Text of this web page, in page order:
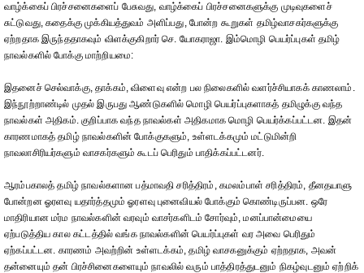
வாழ்க்கைப் பிரச்சனைகளைப் பேசுவது, வாழ்க்கைப் பிரச்சனைகளுக்கு முடிவுகளைச்
சுட்டுவது, கதைக்கு முக்கியத்துவம் அளிப்பது, போன்ற கூறுகள் தமிழ்வாசகர்களுக்கு
ஏற்றதாக இருந்ததாகவும் விளக்குகிறார் செ. யோகராஜா. இம்மொழி பெயர்ப்புகள் தமிழ்
நாவல்களில் போக்கு மாற்றியமை:
இதனைச் செல்வாக்கு, தாக்கம், விளைவு என்ற பல நிலைகளில் வளர்ச்சியாகக் காணலாம்.
இந்நூற்றாண்டில் முதல் இருபது ஆண்டுகளில் மொழி பெயர்ப்புகளாகத் தமிழுக்கு வந்த
நாவல்கள் அதிகம். குறிப்பாக வந்த நாவல்கள் அதிகமாக மொழி பெயர்க்கப்பட்டன. இதன்
காரணமாகத் தமிழ் நாவல்களின் போக்குகளும், உள்ளடக்கமும் மட்டுமின்றி
நாவலாசிரியர்களும் வாசகர்களும் கூடப் பெரிதும் பாதிக்கப்பட்டனர்.
ஆரம்பகாலத் தமிழ் நாவல்களான பத்மாவதி சரித்திரம், கமலம்பாள் சரித்திரம், தீனதயாளு
போன்றன ஓரளவு யதார்த்தமும் ஓரளவு புனைவியல் போக்கும் கொண்டிருப்பன. ஒரே
மாதிரியான மர்ம நாவல்களின் வரவும் வாசர்களிடம் சோர்வும், மனப்பான்மையை
ஏற்படுத்திய கால கட்டத்தில் வங்க நாவல்களின் பெயர்ப்புகள் வர அவை பெரிதும்
ஏற்கப்பட்டன. காரணம் அவற்றின் உள்ளடக்கம், தமிழ் வாசகனுக்கும் ஏற்றதாக, அவன்
தன்னையும் தன் பிரச்சினைகளையும் நாவலில் வரும் பாத்திரத்துடனும் நிகழ்வுடனும் ஏற்றிக்